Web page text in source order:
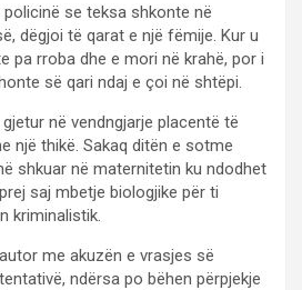
se teksa shkonte në
dëgjoi të qarat e një fëmije. Kur u
pa rroba dhe e mori në krahë, por i
së qari ndaj e çoi në shtëpi.
në vendngjarje placentë të
një thikë. Sakaq ditën e sotme
shkuar në maternitetin ku ndodhet
saj mbetje biologjike për ti
kriminalistik.
me akuzën e vrasjes së
ndërsa po bëhen përpjekje